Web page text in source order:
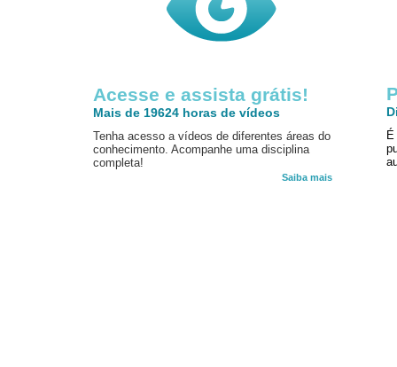
Acesse e assista grátis!
Mais de 19624 horas de vídeos
Tenha acesso a vídeos de diferentes áreas do
conhecimento. Acompanhe uma disciplina
completa!
Saiba mais